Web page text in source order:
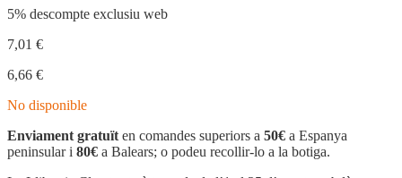
5% descompte exclusiu web
7,01 €
6,66 €
No disponible
Enviament gratuït en comandes superiors a 50€ a Espanya
peninsular i 80€ a Balears; o podeu recollir-lo a la botiga.